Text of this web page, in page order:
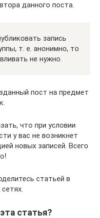
данного поста.
запись
т. е. анонимно, то
не нужно.
пост на предмет
что при условии
у вас не возникнет
новых записей. Всего
статьей в
статья?